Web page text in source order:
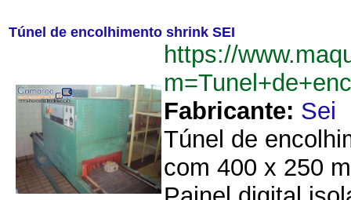
Túnel de encolhimento shrink SEI
https://
Fabricante: Sei
Túnel de
com 400 x 250